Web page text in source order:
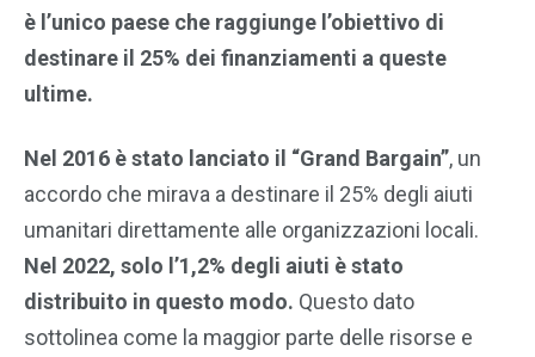
è l’unico paese che raggiunge l’obiettivo di
destinare il 25% dei finanziamenti a queste
ultime.
Nel 2016 è stato lanciato il “Grand Bargain”, un
accordo che mirava a destinare il 25% degli aiuti
umanitari direttamente alle organizzazioni locali.
Nel 2022, solo l’1,2% degli aiuti è stato
distribuito in questo modo. Questo dato
sottolinea come la maggior parte delle risorse e